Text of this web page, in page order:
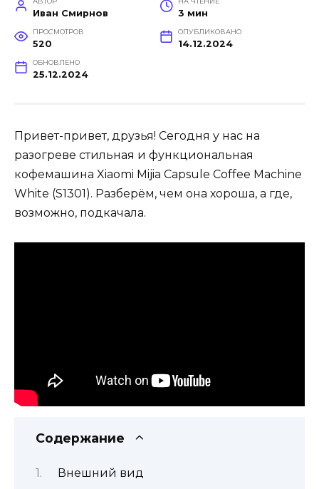
Иван Смирнов 3 мин
ПРОСМОТРОВ
520
ОПУБЛИКОВАНО
14.12.2024
ОБНОВЛЕНО
25.12.2024
Привет-привет, друзья! Сегодня у нас на
разогреве стильная и функциональная
кофемашина Xiaomi Mijia Capsule Coffee Machine
White (S1301). Разберём, чем она хороша, а где,
возможно, подкачала.
Содержание
Внешний вид